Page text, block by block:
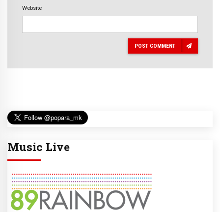
Website
POST COMMENT
Music Live